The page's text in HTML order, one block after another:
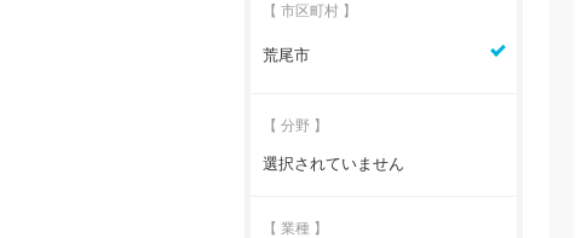
【 市区町村 】
荒尾市
【 分野 】
選択されていません
【 業種 】